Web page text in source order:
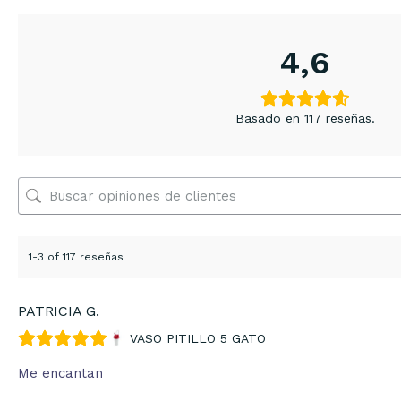
4,6
Basado en 117 reseñas.
1-3 of 117 reseñas
PATRICIA G.
VASO PITILLO 5 GATO
Me encantan